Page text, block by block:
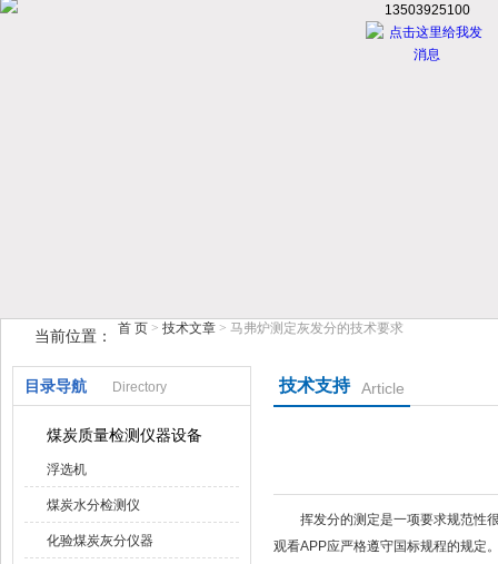
鹤壁市榴莲视频在线观看APP仪器仪表有限公司
当前位置： 首 页 > 技术文章 > 马弗炉测定灰发分的技术要求
目录导航 Directory
煤炭质量检测仪器设备
浮选机
煤炭水分检测仪
化验煤炭灰分仪器
技术支持 Article
挥发分的测定是一项要求规范性很强
观看APP应严格遵守国标规程的规定
13503925100